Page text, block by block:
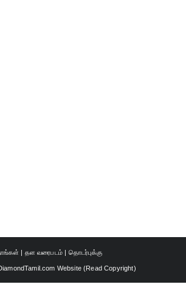
| தள வரைபடம் | தொடர்புக்கு
Website (Read Copyright)